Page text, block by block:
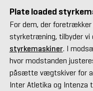
Plate loaded
For dem, der
styrketræning, tilbyder vi
styrkemaskiner. I
hvor modstanden
påsætte vægtskiver for
Inter Atletika og Intenza